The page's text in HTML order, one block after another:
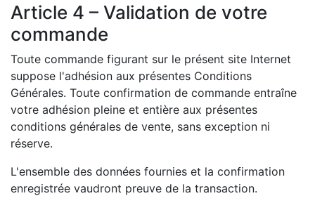
Article 4 – Validation de votre
commande
Toute commande figurant sur le présent site Internet
suppose l'adhésion aux présentes Conditions
Générales. Toute confirmation de commande entraîne
votre adhésion pleine et entière aux présentes
conditions générales de vente, sans exception ni
réserve.
L'ensemble des données fournies et la confirmation
enregistrée vaudront preuve de la transaction.